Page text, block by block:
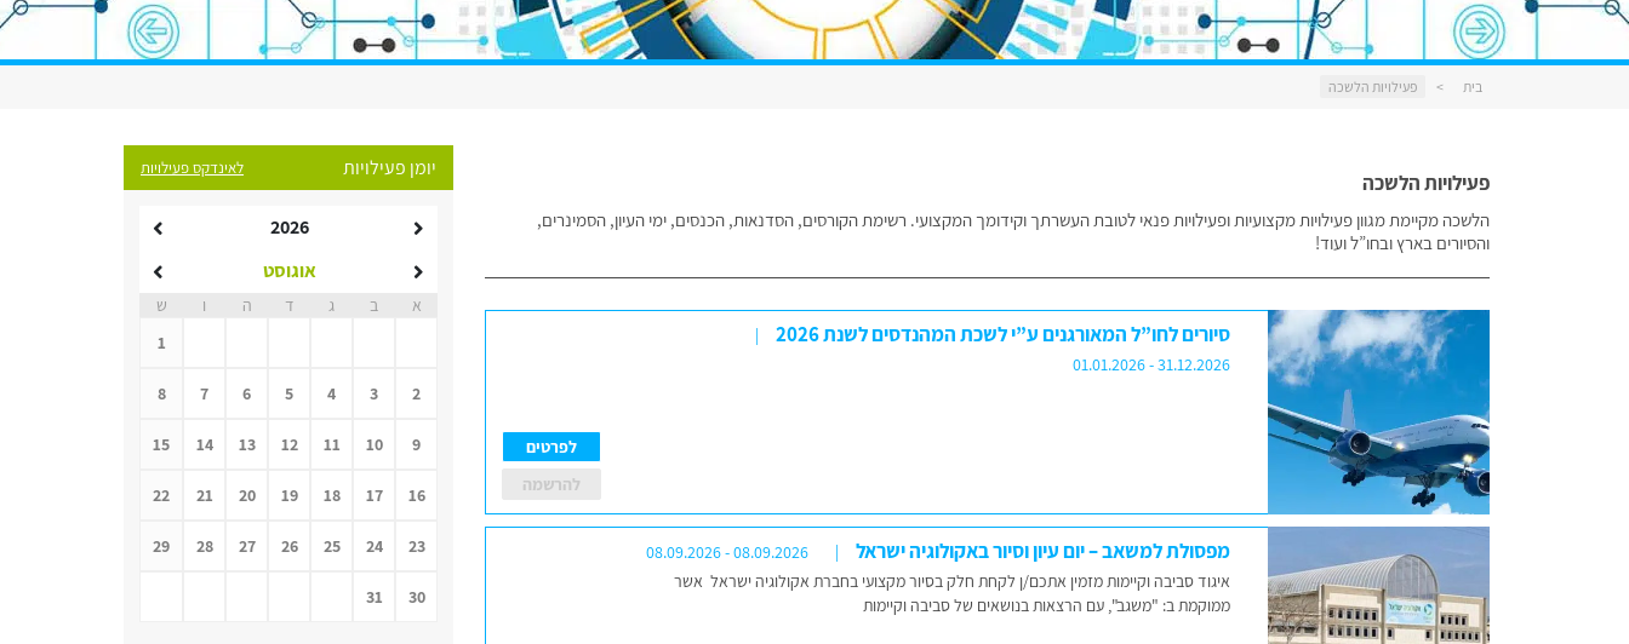
בית > פעילויות הלשכה
פעילויות הלשכה
הלשכה מקיימת מגוון פעילויות מקצועיות ופעילויות פנאי לטובת העשרתך וקידומך המקצועי. רשימת הקורסים, הסדנאות, הכנסים, ימי העיון, הסמינרים,
והסיורים בארץ ובחו”ל ועוד!
סיורים לחו”ל המאורגנים ע”י לשכת המהנדסים לשנת 2026
01.01.2026 - 31.12.2026
לפרטים
להרשמה
מפסולת למשאב – יום עיון וסיור באקולוגיה ישראל
08.09.2026 - 08.09.2026
איגוד סביבה וקיימות מזמין אתכם/ן לקחת חלק בסיור מקצועי בחברת אקולוגיה ישראל אשר
ממוקמת ב: "משגב", עם הרצאות בנושאים של סביבה וקיימות
יומן פעילויות לאינדקס פעילויות
2026
אוגוסט
א ב ג ד ה ו
ש
1
2
3
4
5
6
7
8
9
10
11
12
13
14
15
16
17
18
19
20
21
22
23
24
25
26
27
28
29
30
31